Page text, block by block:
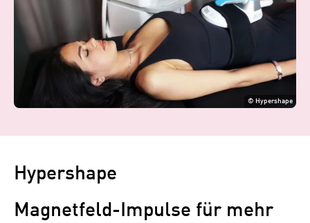
© Hypershape
Hypershape
Magnetfeld-Impulse für mehr